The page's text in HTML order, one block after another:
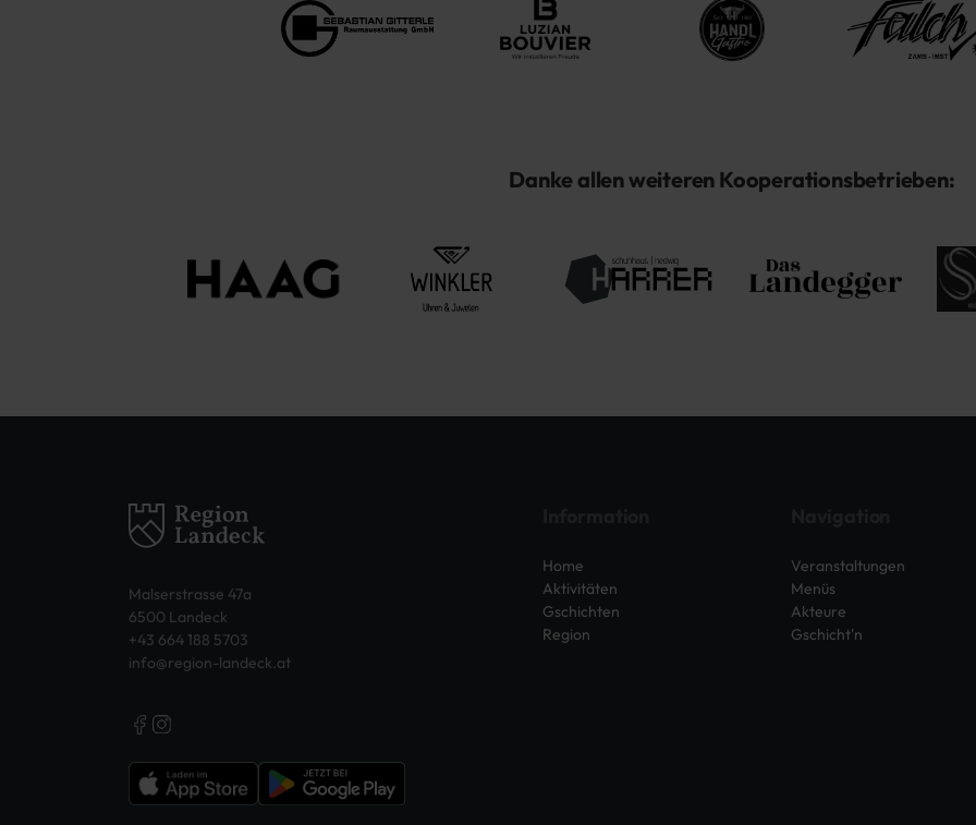
Danke allen weiteren Kooperationsbetrieben:
Malserstrasse 47a
6500 Landeck
+43 664 188 5703
info@region-landeck.at
Home
Aktivitäten
Gschichten
Region
Veranstaltungen
Menüs
Akteure
Gschicht'n